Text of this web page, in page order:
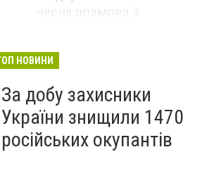
НОВИНИ
За добу захисники
України знищили 1470
російських окупантів